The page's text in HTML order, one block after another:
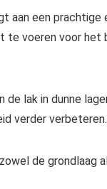
aan een prachtige
te voeren voor het
de lak in dunne
verder verbeteren.
de grondlaag